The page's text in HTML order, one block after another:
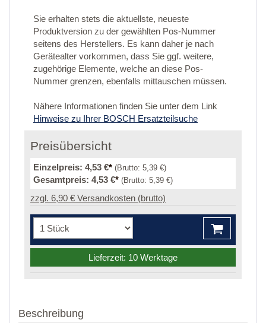
Sie erhalten stets die aktuellste, neueste
Produktversion zu der gewählten Pos-Nummer
seitens des Herstellers. Es kann daher je nach
Gerätealter vorkommen, dass Sie ggf. weitere,
zugehörige Elemente, welche an diese Pos-
Nummer grenzen, ebenfalls mittauschen müssen.
Nähere Informationen finden Sie unter dem Link
Hinweise zu Ihrer BOSCH Ersatzteilsuche
Preisübersicht
Einzelpreis: 4,53 €* (Brutto: 5,39 €)
Gesamtpreis: 4,53 €* (Brutto: 5,39 €)
zzgl. 6,90 € Versandkosten (brutto)
Lieferzeit: 10 Werktage
Beschreibung